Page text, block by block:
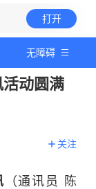
打开
无障碍
动圆满
关注
（通讯员 陈